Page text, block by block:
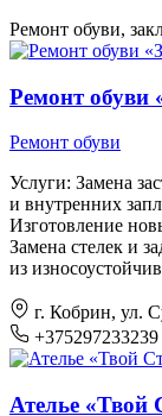
Ремонт обуви,
Ремонт обуви
Ремонт обуви
Услуги: Замена
и внутренних
Изготовление
Замена стелек и
из
г. Кобрин, ул.
+375297233239
Ателье «Твой